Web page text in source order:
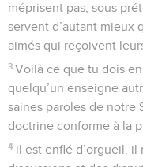
méprisent pas, sous
servent d’autant mieux
aimés qui reçoivent
3 Voilà ce que tu dois
quelqu’un enseigne
saines paroles de notre
doctrine conforme à la
4 il est enflé d’orgueil, il